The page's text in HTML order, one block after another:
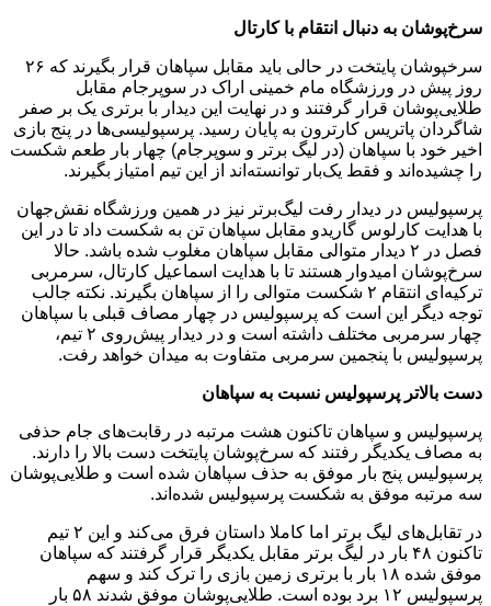
سرخ‌پوشان به دنبال انتقام با کارتال
سرخپوشان پایتخت در حالی باید مقابل سپاهان قرار بگیرند که ۲۶
روز پیش در ورزشگاه مام خمینی اراک در سوپرجام مقابل
طلایی‌پوشان قرار گرفتند و در نهایت این دیدار با برتری یک بر صفر
شاگردان پاتریس کارترون به پایان رسید. پرسپولیسی‌ها در پنج بازی
اخیر خود با سپاهان (در لیگ برتر و سوپرجام) چهار بار طعم شکست
را چشیده‌اند و فقط یک‌بار توانسته‌اند از این تیم امتیاز بگیرند.
پرسپولیس در دیدار رفت لیگ‌برتر نیز در همین ورزشگاه نقش‌جهان
با هدایت کارلوس گاریدو مقابل سپاهان تن به شکست داد تا در این
فصل در ۲ دیدار متوالی مقابل سپاهان مغلوب شده باشد. حالا
سرخ‌پوشان امیدوار هستند تا با هدایت اسماعیل کارتال، سرمربی
ترکیه‌ای انتقام ۲ شکست متوالی را از سپاهان بگیرند. نکته جالب
توجه دیگر این است که پرسپولیس در چهار مصاف قبلی با سپاهان
چهار سرمربی مختلف داشته است و در دیدار پیش‌روی ۲ تیم،
پرسپولیس با پنجمین سرمربی متفاوت به میدان خواهد رفت.
دست بالاتر پرسپولیس نسبت به سپاهان
پرسپولیس و سپاهان تاکنون هشت مرتبه در رقابت‌های جام حذفی
به مصاف یکدیگر رفتند که سرخ‌پوشان پایتخت دست بالا را دارند.
پرسپولیس پنج بار موفق به حذف سپاهان شده است و طلایی‌پوشان
سه مرتبه موفق به شکست پرسپولیس شده‌اند.
در تقابل‌های لیگ برتر اما کاملا داستان فرق می‌کند و این ۲ تیم
تاکنون ۴۸ بار در لیگ برتر مقابل یکدیگر قرار گرفتند که سپاهان
موفق شده ۱۸ بار با برتری زمین بازی را ترک کند و سهم
پرسپولیس ۱۲ برد بوده است. طلایی‌پوشان موفق شدند ۵۸ بار